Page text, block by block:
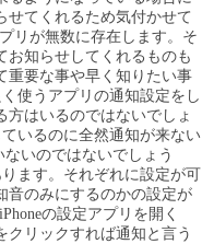
せてくれるため気付かせて
リが無数に存在します。そ
お知らせしてくれるものも
重要な事や早く知りたい事
使うアプリの通知設定をし
はいるのではないでしょ
いるのに全然通知が来ない
いのではないでしょう
ます。それぞれに設定が可
音のみにするのかの設定が
の設定アプリを開く
クリックすれば通知と言う